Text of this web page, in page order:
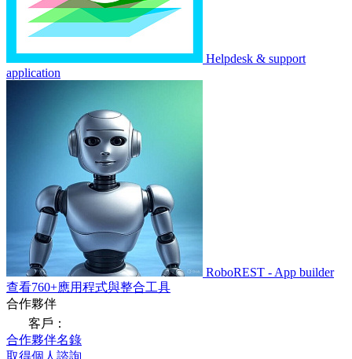
Helpdesk & support
application
RoboREST - App builder
查看760+應用程式與整合工具
合作夥伴
客戶：
合作夥伴名錄
取得個人諮詢